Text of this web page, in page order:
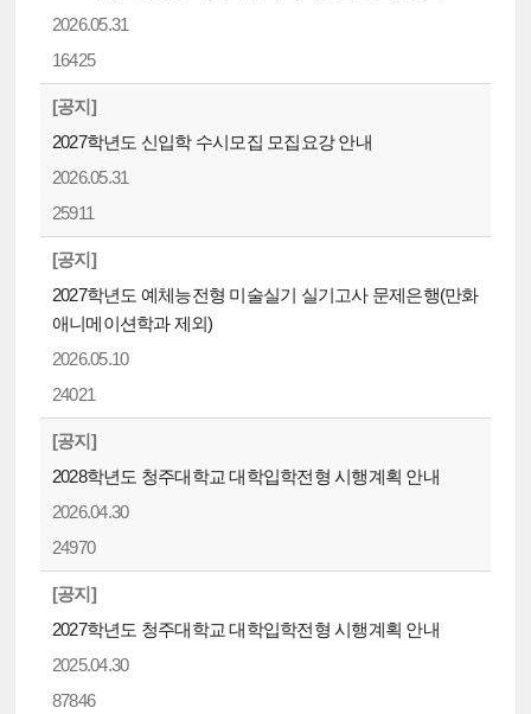
2026.05.31
16425
[공지]
2027학년도 신입학 수시모집 모집요강 안내
2026.05.31
25911
[공지]
2027학년도 예체능전형 미술실기 실기고사 문제은행(만화
애니메이션학과 제외)
2026.05.10
24021
[공지]
2028학년도 청주대학교 대학입학전형 시행계획 안내
2026.04.30
24970
[공지]
2027학년도 청주대학교 대학입학전형 시행계획 안내
2025.04.30
87846